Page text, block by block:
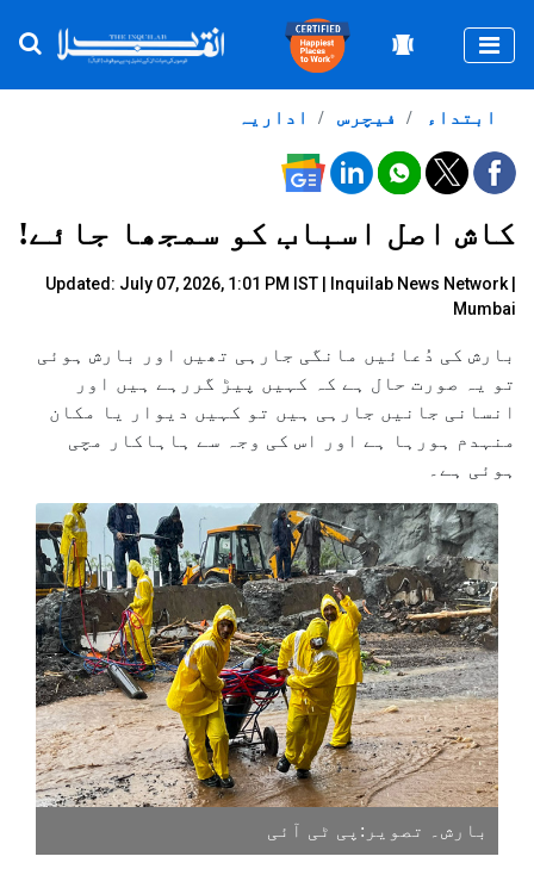
اداریہ فیچرس ابتداء
کاش اصل اسباب کو سمجھا جائے!
Updated: July 07, 2026, 1:01 PM IST |
Inquilab News Network |
Mumbai
بارش کی دُعائیں مانگی جارہی تھیں اور بارش ہوئی
تو یہ صورت حال ہے کہ کہیں پیڑ گررہے ہیں اور
انسانی جانیں جارہی ہیں تو کہیں دیوار یا مکان
منہدم ہورہا ہے اور اس کی وجہ سے ہاہاکار مچی
ہوئی ہے۔
بارش۔ تصویر:پی ٹی آئی